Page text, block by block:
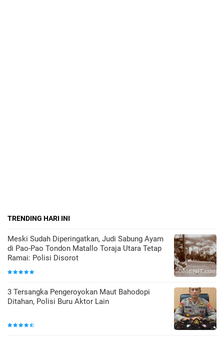
TRENDING HARI INI
Meski Sudah Diperingatkan, Judi Sabung Ayam
di Pao-Pao Tondon Matallo Toraja Utara Tetap
Ramai: Polisi Disorot
3 Tersangka Pengeroyokan Maut Bahodopi
Ditahan, Polisi Buru Aktor Lain